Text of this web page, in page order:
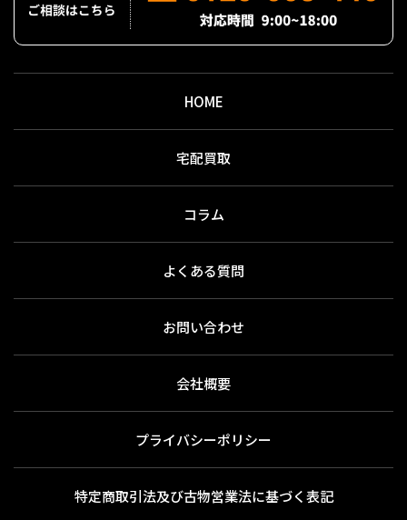
HOME
宅配買取
コラム
よくある質問
お問い合わせ
会社概要
プライバシーポリシー
特定商取引法及び古物営業法に基づく表記